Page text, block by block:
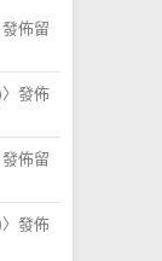
佈留
〉發佈
佈留
〉發佈